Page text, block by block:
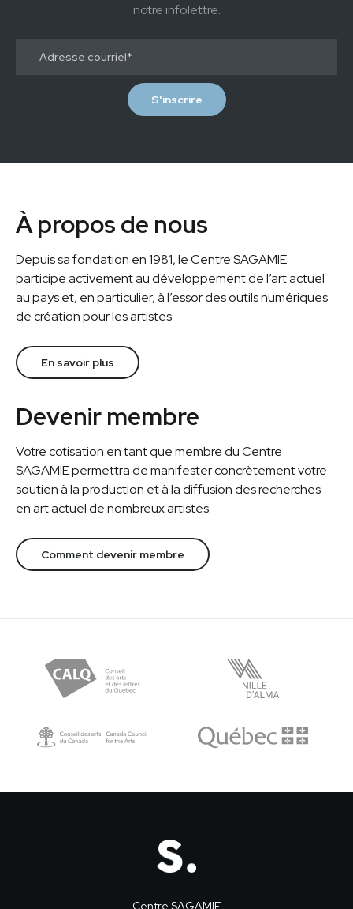
notre infolettre.
À propos de nous
Depuis sa fondation en 1981, le Centre SAGAMIE
participe activement au développement de l’art actuel
au pays et, en particulier, à l’essor des outils numériques
de création pour les artistes.
En savoir plus
Devenir membre
Votre cotisation en tant que membre du Centre
SAGAMIE permettra de manifester concrètement votre
soutien à la production et à la diffusion des recherches
en art actuel de nombreux artistes.
Comment devenir membre
Centre SAGAMIE